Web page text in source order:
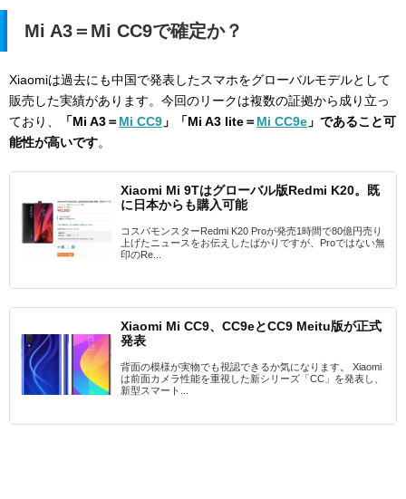
Mi A3＝Mi CC9で確定か？
Xiaomiは過去にも中国で発表したスマホをグローバルモデルとして
販売した実績があります。今回のリークは複数の証拠から成り立っ
ており、
「Mi A3＝Mi CC9 」「Mi A3 lite＝Mi CC9e 」であること可
能性が高いです。
Xiaomi Mi 9Tはグローバル版Redmi K20。既
に日本からも購入可能
コスパモンスターRedmi K20 Proが発売1時間で80億円売り
上げたニュースをお伝えしたばかりですが、Proではない無
印のRe...
Xiaomi Mi CC9、CC9eとCC9 Meitu版が正式
発表
背面の模様が実物でも視認できるか気になります。 Xiaomi
は前面カメラ性能を重視した新シリーズ「CC」を発表し、
新型スマート...